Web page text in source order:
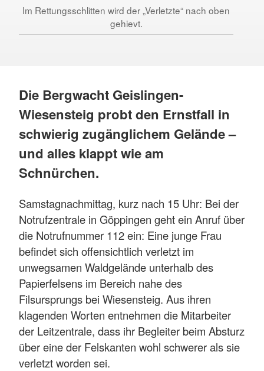
Im Rettungsschlitten wird der „Verletzte“ nach oben
gehievt.
Die Bergwacht Geislingen-
Wiesensteig probt den Ernstfall in
schwierig zugänglichem Gelände –
und alles klappt wie am
Schnürchen.
Samstagnachmittag, kurz nach 15 Uhr: Bei der
Notrufzentrale in Göppingen geht ein Anruf über
die Notrufnummer 112 ein: Eine junge Frau
befindet sich offensichtlich verletzt im
unwegsamen Waldgelände unterhalb des
Papierfelsens im Bereich nahe des
Filsursprungs bei Wiesensteig. Aus ihren
klagenden Worten entnehmen die Mitarbeiter
der Leitzentrale, dass ihr Begleiter beim Absturz
über eine der Felskanten wohl schwerer als sie
verletzt worden sei.